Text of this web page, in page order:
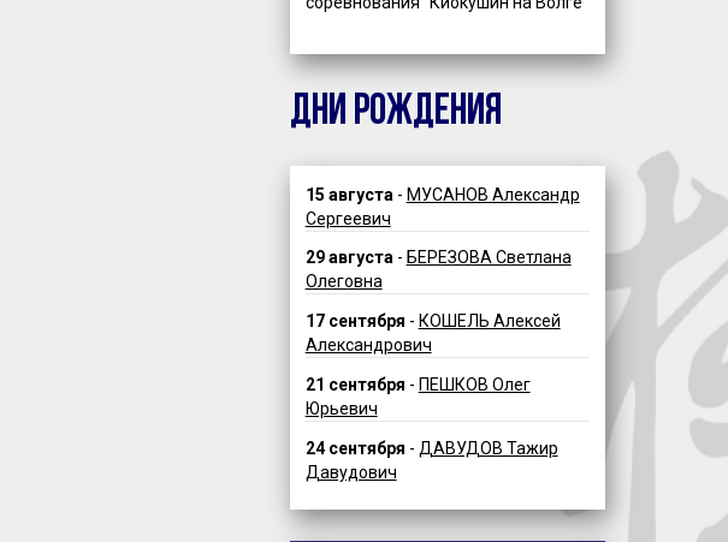
ДНИ РОЖДЕНИЯ
15 августа - МУСАНОВ Александр
Сергеевич
29 августа- БЕРЕЗОВА Светлана
Олеговна
17 сентября - КОШЕЛЬ Алексей
Александрович
21 сентября - ПЕШКОВ Олег
Юрьевич
24 сентября - ДАВУДОВ Тажир
Давудович